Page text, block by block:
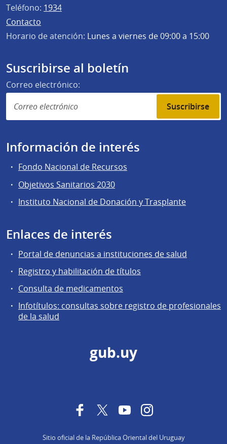
Teléfono: 1934
Contacto
Horario de atención: Lunes a viernes de 09:00 a 15:00
Suscribirse al boletín
Correo electrónico:
Suscribirse
Información de interés
Fondo Nacional de Recursos
Objetivos Sanitarios 2030
Instituto Nacional de Donación y Trasplante
Enlaces de interés
Portal de denuncias a instituciones de salud
Registro y habilitación de títulos
Consulta de medicamentos
Infotítulos: consultas sobre registro de profesionales
de la salud
gub.uy
FacebookTwitterYouTubeInstagram
Sitio oficial de la República Oriental del Uruguay